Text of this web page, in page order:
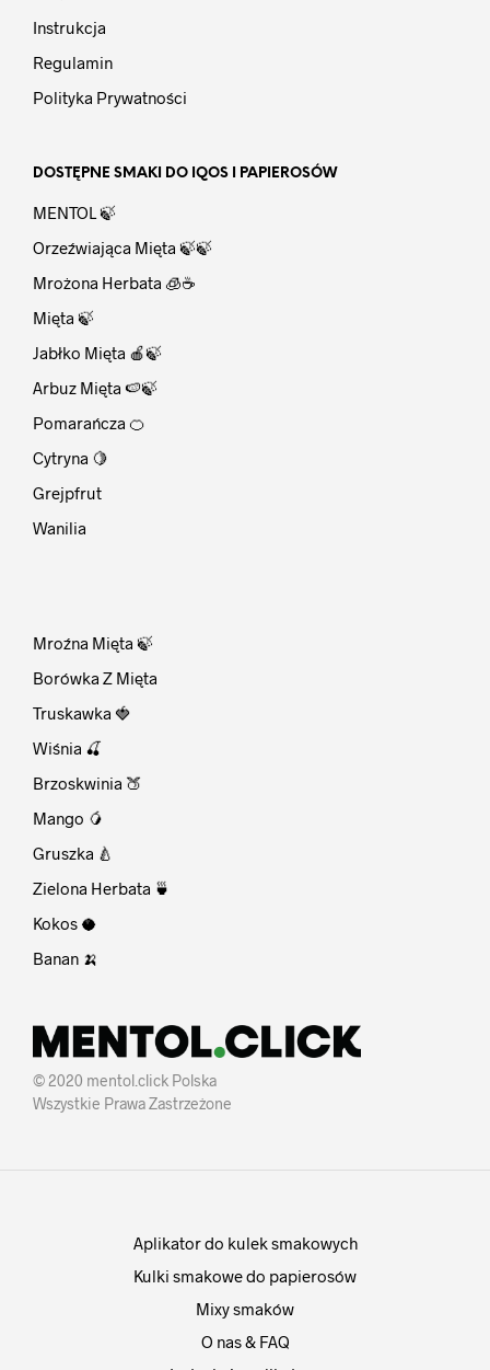
Instrukcja
Regulamin
Polityka Prywatności
DOSTĘPNE SMAKI DO IQOS I PAPIEROSÓW
MENTOL 🍃
Orzeźwiająca Mięta 🍃🍃
Mrożona Herbata 🧊☕
Mięta 🍃
Jabłko Mięta 🍎🍃
Arbuz Mięta 🍉🍃
Pomarańcza 🍊
Cytryna 🍋
Grejpfrut
Wanilia
Mroźna Mięta 🍃
Borówka Z Mięta
Truskawka 🍓
Wiśnia 🍒
Brzoskwinia 🍑
Mango 🥭
Gruszka 🍐
Zielona Herbata 🍵
Kokos 🥥
Banan 🍌
© 2020 mentol.click Polska
Wszystkie Prawa Zastrzeżone
Aplikator do kulek smakowych
Kulki smakowe do papierosów
Mixy smaków
O nas & FAQ